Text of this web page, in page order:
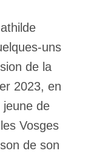
uns
de la
2023, en
de
Vosges
de son